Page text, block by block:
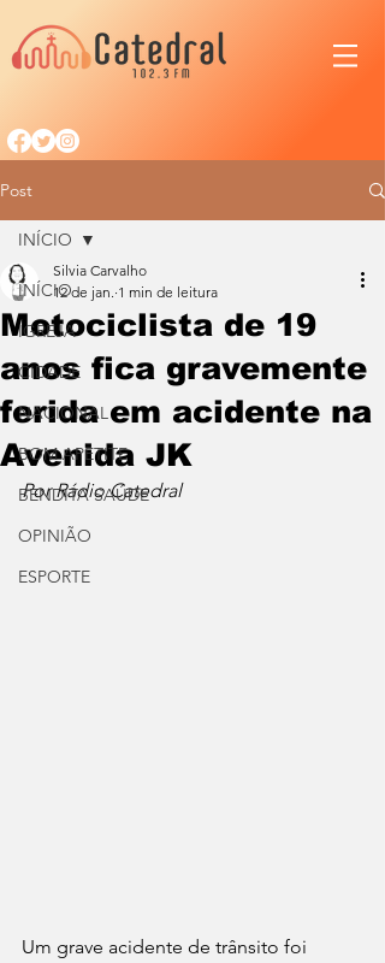
Post
INÍCIO
IGREJA
CIDADE
NACIONAL
BOM APETITE
BENDITA SAÚDE
OPINIÃO
ESPORTE
INÍCIO
Motociclista de 19
anos fica gravemente
ferida em acidente na
Avenida JK
Silvia Carvalho
12 de jan. 1 min de leitura
Por Rádio Catedral
Um grave acidente de trânsito foi